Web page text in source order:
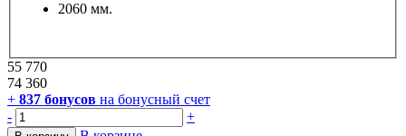
2060 мм.
55 770
74 360
+ 837 бонусов на бонусный счет
-
+